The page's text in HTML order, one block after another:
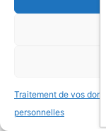
Traitement de vos
personnelles
La